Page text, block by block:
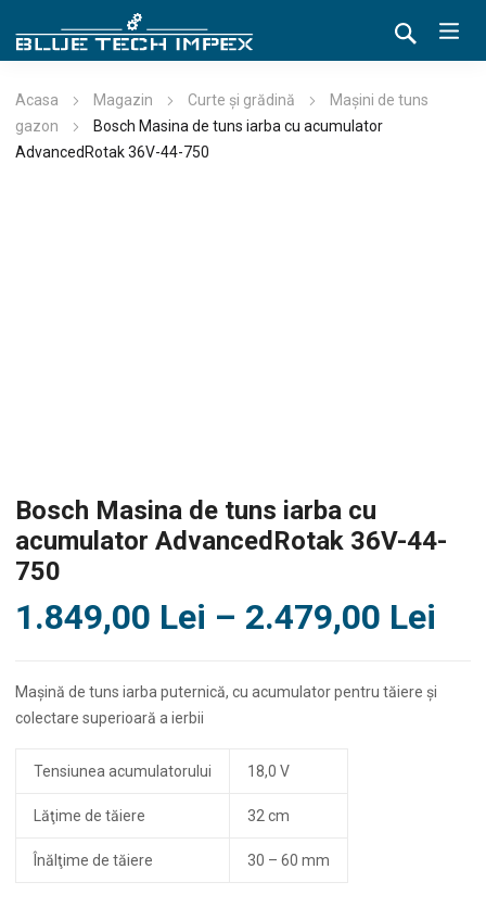
Acasa Magazin Curte și grădină
Mașini de tuns
gazon
Bosch Masina de tuns iarba cu acumulator
AdvancedRotak 36V-44-750
Bosch Masina de tuns iarba cu
acumulator AdvancedRotak 36V-44-
750
1.849,00 Lei – 2.479,00 Lei
Maşină de tuns iarba puternică, cu acumulator pentru tăiere şi
colectare superioară a ierbii
Tensiunea acumulatorului 18,0 V
Lăţime de tăiere 32 cm
Înălţime de tăiere 30 – 60 mm